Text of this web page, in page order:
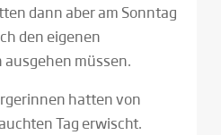
dann aber am Sonntag
den eigenen
müssen.
hatten von
Tag erwischt.